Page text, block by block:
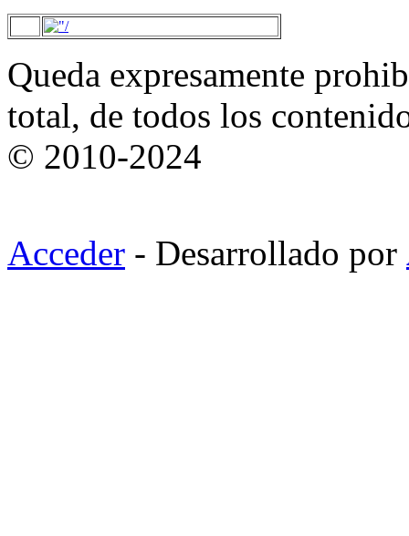
Queda expresamente
total, de todos los
© 2010-2024
Acceder - Desarrollado por